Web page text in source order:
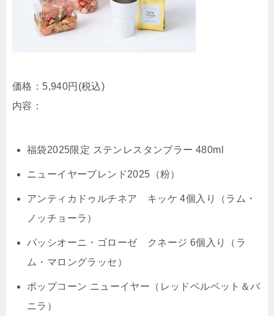
価格： 5,940円 (税込)
内容：
福袋2025限定 ステンレスタンブラー 480ml
ニューイヤーブレンド2025（粉）
アンティカドゥルチネア キッケ 4個入り（ラム・
ノッチョーラ）
パッシオーニ・ゴローゼ クネージ 6個入り（ラ
ム・マロングラッセ）
ポップコーン ニューイヤー（レッドベルベット＆バ
ニラ）